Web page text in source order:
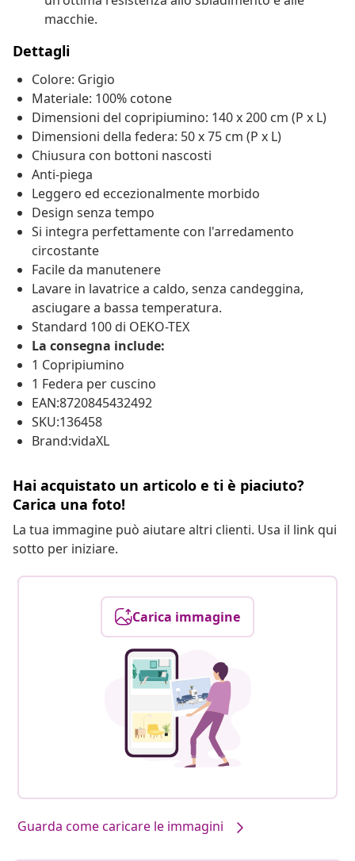
macchie.
Dettagli
Colore: Grigio
Materiale: 100% cotone
Dimensioni del copripiumino: 140 x 200 cm (P x L)
Dimensioni della federa: 50 x 75 cm (P x L)
Chiusura con bottoni nascosti
Anti-piega
Leggero ed eccezionalmente morbido
Design senza tempo
Si integra perfettamente con l'arredamento
circostante
Facile da manutenere
Lavare in lavatrice a caldo, senza candeggina,
asciugare a bassa temperatura.
Standard 100 di OEKO-TEX
La consegna include:
1 Copripiumino
1 Federa per cuscino
EAN:8720845432492
SKU:136458
Brand:vidaXL
Hai acquistato un articolo e ti è piaciuto?
Carica una foto!
La tua immagine può aiutare altri clienti. Usa il link qui
sotto per iniziare.
Carica immagine
Guarda come caricare le immagini